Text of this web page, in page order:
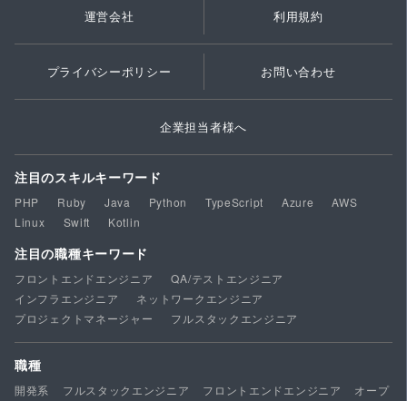
運営会社 利用規約
プライバシーポリシー お問い合わせ
企業担当者様へ
注目のスキルキーワード
PHP Ruby Java Python TypeScript Azure
AWS
Linux
Swift Kotlin
注目の職種キーワード
フロントエンドエンジニア
QA/テストエンジニア
インフラエンジニア
ネットワークエンジニア
プロジェクトマネージャー
フルスタックエンジニア
職種
開発系 フルスタックエンジニア フロントエンドエンジニア
オープ